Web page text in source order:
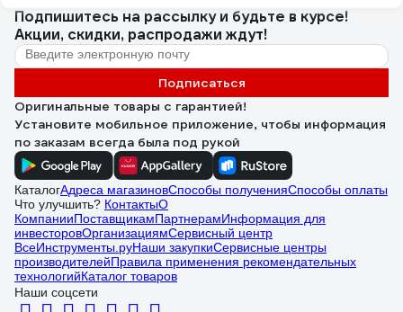
Подпишитесь на рассылкуи будьте в курсе!
Акции, скидки, распродажи ждут!
Подписаться
Оригинальные товары с гарантией!
Установите мобильное приложение, чтобы информация
по заказам всегда была под рукой
КаталогАдреса магазиновСпособы полученияСпособы оплаты
Что улучшить? КонтактыО
КомпанииПоставщикамПартнерамИнформация для
инвесторовОрганизациямСервисный центр
ВсеИнструменты.руНаши закупкиСервисные центры
производителейПравила применения рекомендательных
технологийКаталог товаров
Наши соцсети